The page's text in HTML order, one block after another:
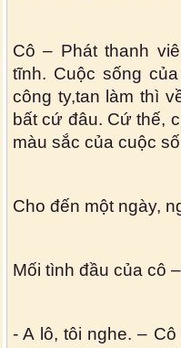
Cô – Phát thanh
tĩnh. Cuộc sống
công ty,tan làm thì
bất cứ đâu. Cứ thế,
màu sắc của cuộc
Cho đến một ngày,
Mối tình đầu của cô
- A lô, tôi nghe. –